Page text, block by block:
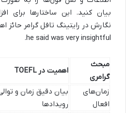
بیان کنید. این ساختارها برای
he said was very insightful.
مبحث
گرامری
اهمیت در TOEFL
زمان‌های
افعال
بیان دقیق زمان و
رویدادها